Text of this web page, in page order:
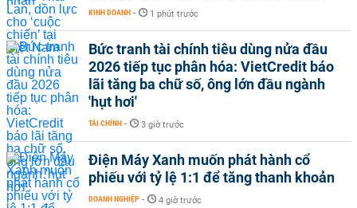
KINH DOANH - 1 phút trước
Bức tranh tài chính tiêu dùng nửa đầu
2026 tiếp tục phân hóa: VietCredit báo
lãi tăng ba chữ số, ông lớn đầu ngành
'hụt hơi'
TÀI CHÍNH - 3 giờ trước
Điện Máy Xanh muốn phát hành cổ
phiếu với tỷ lệ 1:1 để tăng thanh khoản
DOANH NGHIỆP - 4 giờ trước